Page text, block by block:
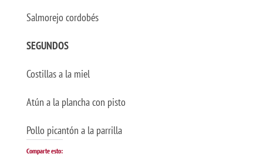
Salmorejo cordobés
SEGUNDOS
Costillas a la miel
Atún a la plancha con pisto
Pollo picantón a la parrilla
Comparte esto: